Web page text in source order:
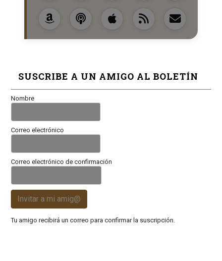
SUSCRIBE A UN AMIGO AL BOLETÍN
Nombre
Correo electrónico
Correo electrónico de confirmación
Invitar a mi amig@
Tu amigo recibirá un correo para confirmar la suscripción.